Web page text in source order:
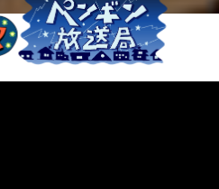
て
ね
る